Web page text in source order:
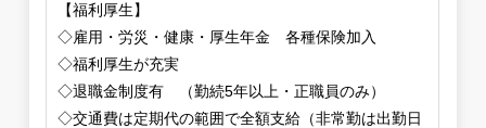
【福利厚生】
◇雇用・労災・健康・厚生年金 各種保険加入
◇福利厚生が充実
◇退職金制度有 （勤続5年以上・正職員のみ）
◇交通費は定期代の範囲で全額支給（非常勤は出勤日